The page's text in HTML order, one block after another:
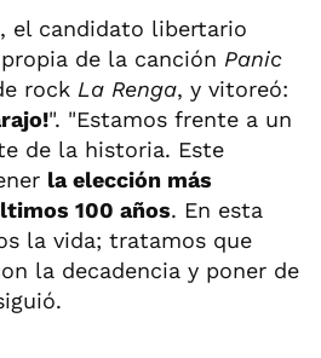
el candidato libertario
de la canción Panic
rock La Renga, y vitoreó:
". "Estamos frente a un
de la historia. Este
la elección más
100 años. En esta
la vida; tratamos que
la decadencia y poner de